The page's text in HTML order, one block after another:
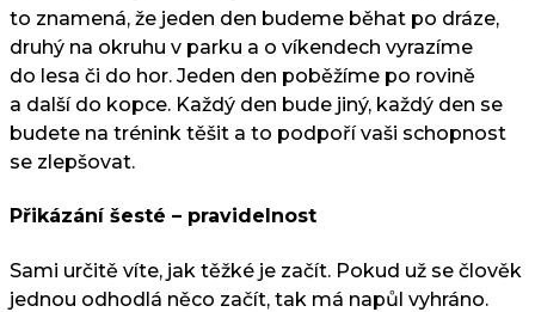
to znamená, že jeden den budeme běhat po dráze,
druhý na okruhu v parku a o víkendech vyrazíme
do lesa či do hor. Jeden den poběžíme po rovině
a další do kopce. Každý den bude jiný, každý den se
budete na trénink těšit a to podpoří vaši schopnost
se zlepšovat.
Přikázání šesté – pravidelnost
Sami určitě víte, jak těžké je začít. Pokud už se člověk
jednou odhodlá něco začít, tak má napůl vyhráno.